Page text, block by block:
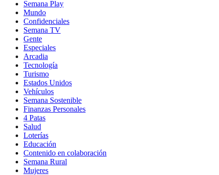
Semana Play
Mundo
Confidenciales
Semana TV
Gente
Especiales
Arcadia
Tecnología
Turismo
Estados Unidos
Vehículos
Semana Sostenible
Finanzas Personales
4 Patas
Salud
Loterías
Educación
Contenido en colaboración
Semana Rural
Mujeres